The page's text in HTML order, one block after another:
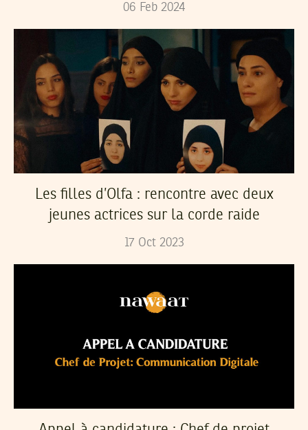
06 Feb 2024
Les filles d’Olfa : rencontre avec deux
jeunes actrices sur la corde raide
17 Oct 2023